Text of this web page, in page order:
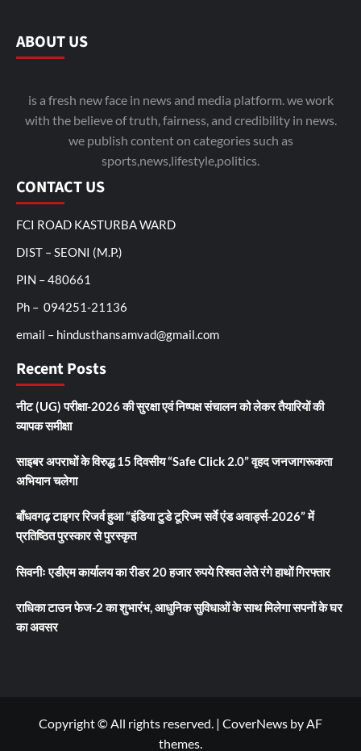
ABOUT US
is a fresh new face in news and media platform. we work
with the believe of truth, fairness, and credibility in news.
we publish content on categories such as
sports,news,lifestyle,politics.
CONTACT US
FCI ROAD KASTURBA WARD
DIST – SEONI (M.P.)
PIN – 480661
Ph – 094251-21136
email – hindusthansamvad@gmail.com
Recent Posts
नीट (UG) परीक्षा-2026 की सुरक्षा एवं निष्पक्ष संचालन को लेकर तैयारियों की
व्यापक समीक्षा
साइबर अपराधों के विरुद्ध 15 दिवसीय “Safe Click 2.0” वृहद जनजागरूकता
अभियान चलेगा
बाँधवगढ़ टाइगर रिजर्व हुआ “इंडिया टुडे टूरिज्म सर्वे एंड अवार्ड्स-2026” में
प्रतिष्ठित पुरस्कार से पुरस्कृत
सिवनीः एडीएम कार्यालय का रीडर 20 हजार रुपये रिश्वत लेते रंगे हाथों गिरफ्तार
राधिका टाउन फेज-2 का शुभारंभ, आधुनिक सुविधाओं के साथ मिलेगा सपनों के घर
का अवसर
Copyright © All rights reserved. | CoverNews by AF
themes.